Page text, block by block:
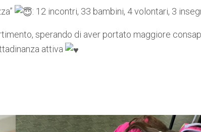
: 12 incontri, 33 bambini, 4 volontari, 3
sperando di aver portato maggiore
attiva